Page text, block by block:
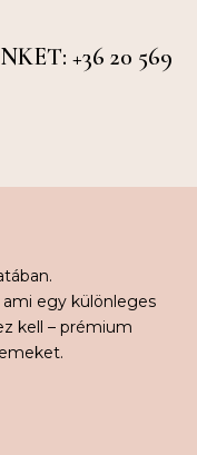
+36 20 569
egy különleges
kell – prémium